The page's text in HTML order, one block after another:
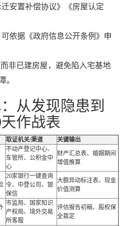
安置补偿协议》《房屋认定
依据《政府信息公开条例》申
非已建房屋，避免陷入宅基地
。
从发现隐患到
作战表
取证机关/渠道 关键输出
不动产登记中心、
车管所、公积金中
心
财产汇总表、婚姻期间
增值推算
20家银行一键查询
令、中登公司、银
保信
大额异动标注表、现金
价值测算
市监局、国家知识
产权局、境外交易
所客服
评估报告初稿、股权保
全裁定